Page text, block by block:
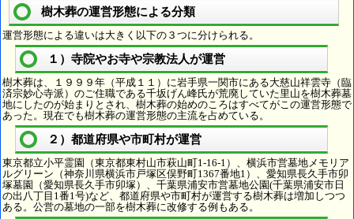
樹木葬の運営形態による分類
運営形態による違いは大きく以下の３つに分けられる。
１）寺院やお寺や宗教法人が運営
樹木葬は、１９９９年（平成１１）に岩手県一関市にある大慈山祥雲寺（臨
済宗妙心寺派）のご住職である千坂げん峰氏が荒廃していた里山を樹木葬墓
地にしたのが始まりとされ、樹木葬の始めのころはすべてがこの運営形態で
あった。現在でも樹木葬の運営形態の主流を占めている。
２）都道府県や市町村が運営
東京都立小平霊園（東京都東村山市萩山町1-16-1）、横浜市営墓地メモリア
ルグリーン（神奈川県横浜市戸塚区俣野町1367番地1）、愛知県長久手市卯
塚墓園（愛知県長久手市卯塚）、千葉県浦安市営墓地公園(千葉県浦安市日
の出八丁目1番1号)など、都道府県や市町村が運営する樹木葬は増加しつつ
ある。公営の墓地の一部を樹木葬に改修する例もある。